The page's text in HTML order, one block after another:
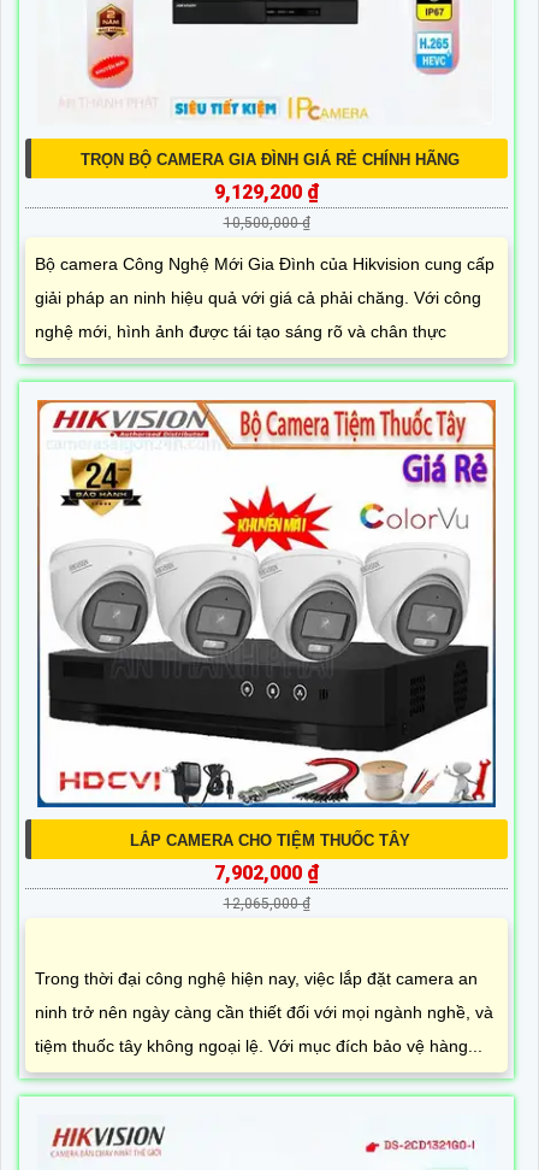
TRỌN BỘ CAMERA GIA ĐÌNH GIÁ RẺ CHÍNH HÃNG
9,129,200 ₫
10,500,000 ₫
Bộ camera Công Nghệ Mới Gia Đình của Hikvision cung cấp
giải pháp an ninh hiệu quả với giá cả phải chăng. Với công
nghệ mới, hình ảnh được tái tạo sáng rõ và chân thực
LẮP CAMERA CHO TIỆM THUỐC TÂY
7,902,000 ₫
12,065,000 ₫
Trong thời đại công nghệ hiện nay, việc lắp đặt camera an
ninh trở nên ngày càng cần thiết đối với mọi ngành nghề, và
tiệm thuốc tây không ngoại lệ. Với mục đích bảo vệ hàng...